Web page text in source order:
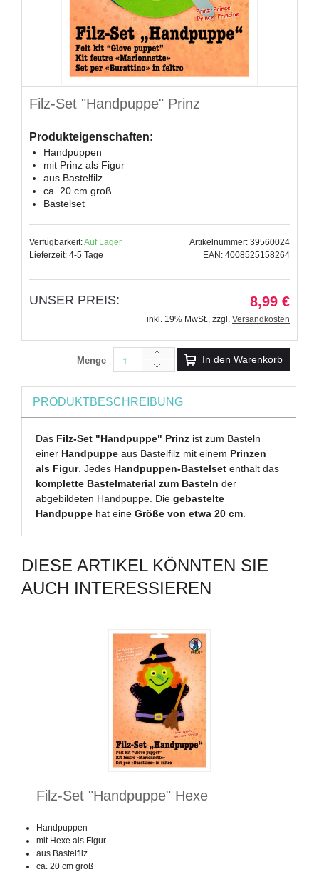
Filz-Set "Handpuppe" Prinz
Produkteigenschaften:
Handpuppen
mit Prinz als Figur
aus Bastelfilz
ca. 20 cm groß
Bastelset
Verfügbarkeit:Auf Lager
Lieferzeit: 4-5 Tage
Artikelnummer: 39560024
EAN: 4008525158264
UNSER PREIS: 8,99 €
inkl. 19% MwSt., zzgl. Versandkosten
Menge In den Warenkorb
PRODUKTBESCHREIBUNG
Das Filz-Set "Handpuppe" Prinz ist zum Basteln
einer Handpuppe aus Bastelfilz mit einem Prinzen
als Figur. Jedes Handpuppen-Bastelset enthält das
komplette Bastelmaterial zum Basteln der
abgebildeten Handpuppe. Diegebastelte
Handpuppe hat eineGröße von etwa 20 cm.
DIESE ARTIKEL KÖNNTEN SIE
AUCH INTERESSIEREN
Filz-Set "Handpuppe" Hexe
Handpuppen
mit Hexe als Figur
aus Bastelfilz
ca. 20 cm groß